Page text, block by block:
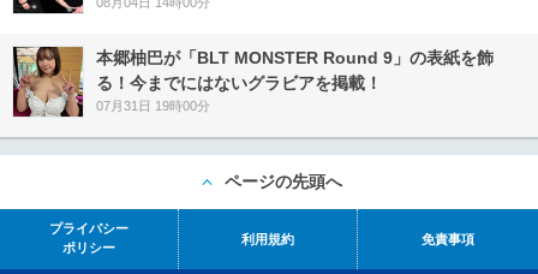
本郷柚巴が「BLT MONSTER Round 9」の表紙を飾
る！今までにはないグラビアを掲載！
07月31日 19時00分
ページの先頭へ
プライバシー
ポリシー
利用規約 免責事項